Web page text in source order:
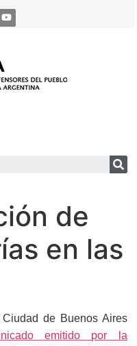
de
en las
de Buenos Aires
emitido por la